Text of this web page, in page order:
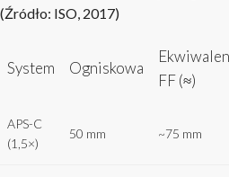
(Źródło: ISO, 2017)
System Ogniskowa
FF (≈)
APS-C
(1,5×)
50 mm ~75 mm